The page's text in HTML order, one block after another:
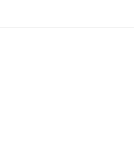
contenido